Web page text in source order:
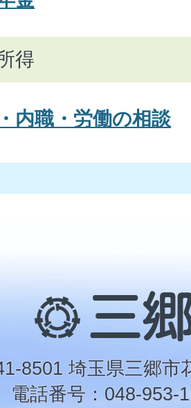
得
内職・労働の相談
三
郷
市
8501 埼玉県三郷市
電話番号：048-953-